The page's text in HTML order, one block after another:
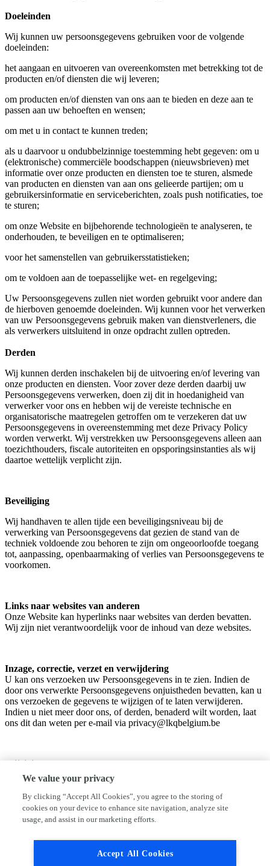
Doeleinden
Wij kunnen uw persoonsgegevens gebruiken voor de volgende
doeleinden:
het aangaan en uitvoeren van overeenkomsten met betrekking tot de
producten en/of diensten die wij leveren;
om producten en/of diensten van ons aan te bieden en deze aan te
passen aan uw behoeften en wensen;
om met u in contact te kunnen treden;
als u daarvoor u ondubbelzinnige toestemming hebt gegeven: om u
(elektronische) commerciële boodschappen (nieuwsbrieven) met
informatie over onze producten en diensten toe te sturen, alsmede
van producten en diensten van aan ons gelieerde partijen; om u
gebruikersinformatie en serviceberichten, zoals push notificaties, toe
te sturen;
om onze Website en bijbehorende technologieën te analyseren, te
onderhouden, te beveiligen en te optimaliseren;
voor het samenstellen van gebruikersstatistieken;
om te voldoen aan de toepasselijke wet- en regelgeving;
Uw Persoonsgegevens zullen niet worden gebruikt voor andere dan
de hierboven genoemde doeleinden. Wij kunnen voor het verwerken
van uw Persoonsgegevens gebruik maken van dienstverleners, die
als verwerkers uitsluitend in onze opdracht zullen optreden.
Derden
Wij kunnen derden inschakelen bij de uitvoering en/of levering van
onze producten en diensten. Voor zover deze derden daarbij uw
Persoonsgegevens verwerken, doen zij dit in hoedanigheid van
verwerker voor ons en hebben wij de vereiste technische en
organisatorische maatregelen getroffen om te verzekeren dat uw
Persoonsgegevens in overeenstemming met deze Privacy Policy
worden verwerkt. Wij verstrekken uw Persoonsgegevens alleen aan
toezichthouders, fiscale autoriteiten en opsporingsinstanties als wij
daartoe wettelijk verplicht zijn.
Beveiliging
Wij handhaven te allen tijde een beveiligingsniveau bij de
verwerking van Persoonsgegevens dat gezien de stand van de
techniek voldoende zou behoren te zijn om ongeoorloofde toegang
tot, aanpassing, openbaarmaking of verlies van Persoonsgegevens te
voorkomen.
Links naar websites van anderen
Onze Website kan hyperlinks naar websites van derden bevatten.
Wij zijn niet verantwoordelijk voor de inhoud van deze websites.
Inzage, correctie, verzet en verwijdering
U kan ons verzoeken uw Persoonsgegevens in te zien. Indien de
door ons verwerkte Persoonsgegevens onjuistheden bevatten, kan u
ons verzoeken de gegevens te wijzigen of te laten verwijderen.
Indien u niet meer door ons, of derden, benaderd wilt worden, laat
ons dit dan weten per e-mail via privacy@lkqbelgium.be
Wijzigingen
Deze Privacy Policy kan door ons altijd en zonder aankondiging
worden gewijzigd. Zulke gewijzigde voorwaarden zijn van kracht
vanaf het moment dat deze worden weergegeven op de Website. Wij
adviseren u daarom regelmatig deze Privacy Policy na te lezen op
eventuele wijzigingen.
We value your privacy
By clicking “Accept All Cookies”, you agree to the storing of
cookies on your device to enhance site navigation, analyze site
usage, and assist in our marketing efforts.
Accept All Cookies